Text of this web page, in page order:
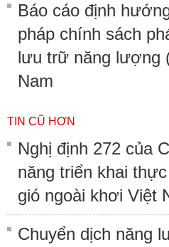
Báo cáo định
pháp chính sách
lưu trữ năng lượng
Nam
TIN CŨ HƠN
Nghị định 272 của
năng triển khai
gió ngoài khơi Việt
Chuyển dịch năng